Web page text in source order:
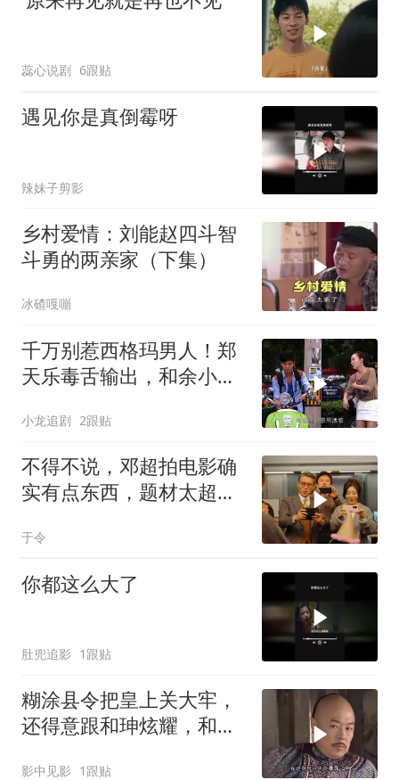
蕊心说剧 6跟贴
遇见你是真倒霉呀
辣妹子剪影
乡村爱情：刘能赵四斗智
斗勇的两亲家（下集）
冰碴嘎嘣
千万别惹西格玛男人！郑
天乐毒舌输出，和余小渔
小龙追剧 2跟贴
不得不说，邓超拍电影确
实有点东西，题材太超前
于令
你都这么大了
肚兜追影 1跟贴
糊涂县令把皇上关大牢，
还得意跟和珅炫耀，和珅
影中见影 1跟贴